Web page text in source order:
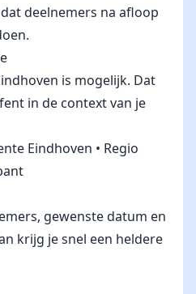
deelnemers na afloop
is mogelijk. Dat
in de context van je
Eindhoven • Regio
gewenste datum en
krijg je snel een heldere